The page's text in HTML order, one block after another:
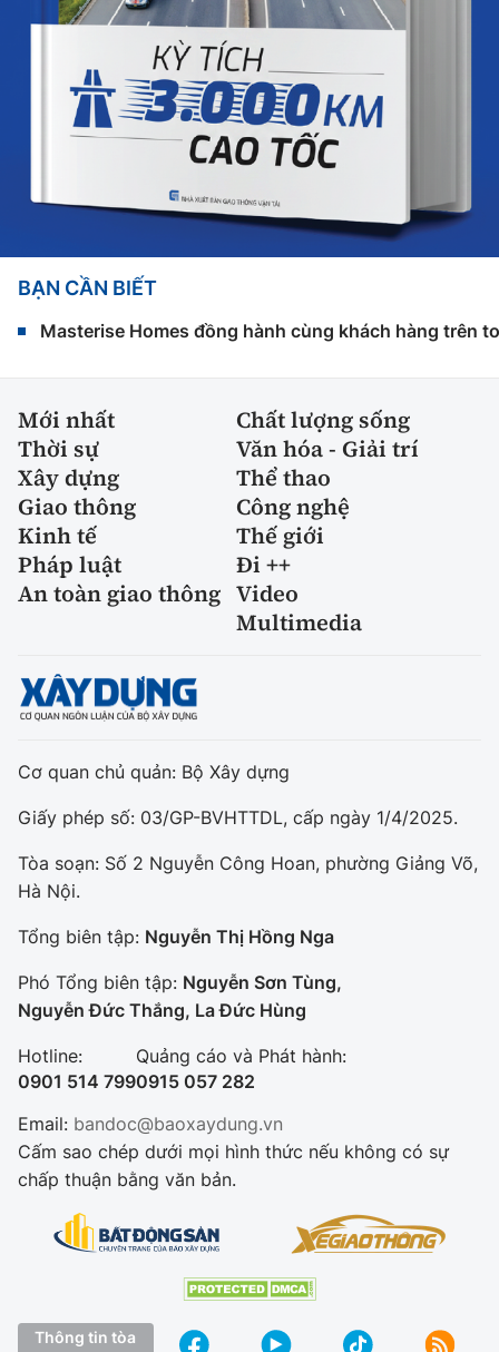
BẠN CẦN BIẾT
Masterise Homes đồng hành cùng khách hàng trên
Mới nhất
Chất lượng sống
Thời sự
Văn hóa - Giải trí
Xây dựng
Thể thao
Giao thông
Công nghệ
Kinh tế
Thế giới
Pháp luật
Đi ++
An toàn giao thông Video
Multimedia
Cơ quan chủ quản: Bộ Xây dựng
Giấy phép số: 03/GP-BVHTTDL, cấp ngày 1/4/2025.
Tòa soạn: Số 2 Nguyễn Công Hoan, phường Giảng Võ,
Hà Nội.
Tổng biên tập: Nguyễn Thị Hồng Nga
Phó Tổng biên tập: Nguyễn Sơn Tùng,
Nguyễn Đức Thắng, La Đức Hùng
Hotline:
0901 514 799
Quảng cáo và Phát hành:
0915 057 282
Email: bandoc@baoxaydung.vn
Cấm sao chép dưới mọi hình thức nếu không có sự
chấp thuận bằng văn bản.
Thông tin tòa